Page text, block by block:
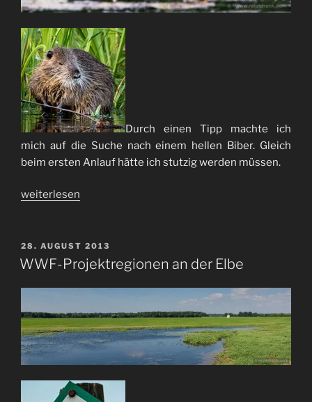
Durch einen Tipp machte ich
mich auf die Suche nach einem hellen Biber. Gleich
beim ersten Anlauf hätte ich stutzig werden müssen.
„Auf
weiterlesen
VERÖFFENTLICHT
AM
28. AUGUST 2013
WWF-Projektregionen an der Elbe